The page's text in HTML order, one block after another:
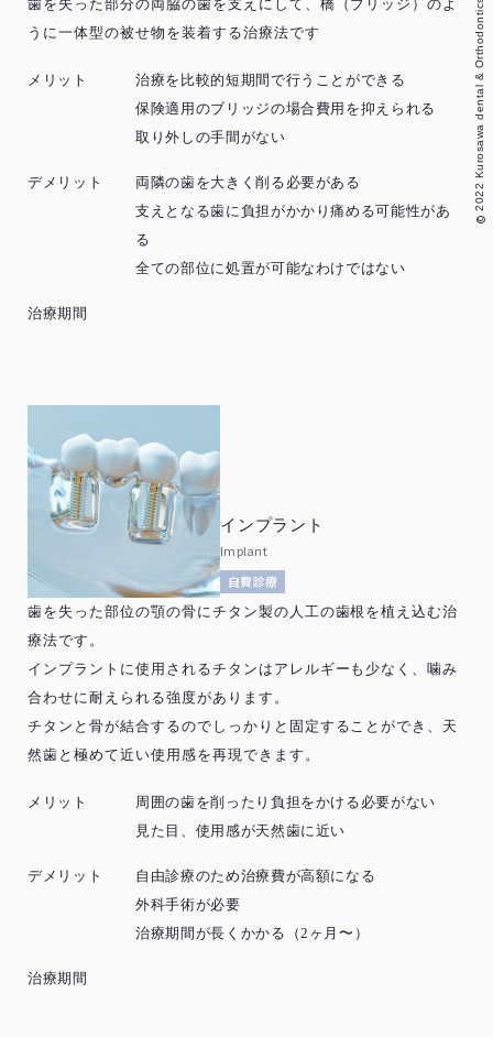
歯を失った部分の両脇の歯を支えにして、橋（ブリッジ）のよ
うに一体型の被せ物を装着する治療法です
メリット
治療を比較的短期間で行うことができる
保険適用のブリッジの場合費用を抑えられる
取り外しの手間がない
デメリット
両隣の歯を大きく削る必要がある
支えとなる歯に負担がかかり痛める可能性があ
る
全ての部位に処置が可能なわけではない
治療期間
インプラント
Implant
自費診療
歯を失った部位の顎の骨にチタン製の人工の歯根を植え込む治
療法です。
インプラントに使用されるチタンはアレルギーも少なく、噛み
合わせに耐えられる強度があります。
チタンと骨が結合するのでしっかりと固定することができ、天
然歯と極めて近い使用感を再現できます。
メリット
周囲の歯を削ったり負担をかける必要がない
見た目、使用感が天然歯に近い
デメリット
自由診療のため治療費が高額になる
外科手術が必要
治療期間が長くかかる（2ヶ月〜）
治療期間
©
2022 Kurosawa dental & Orthodontics